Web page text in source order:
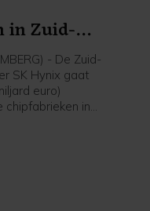
in Zuid-
- De Zuid-
SK Hynix gaat
euro)
chipfabrieken in